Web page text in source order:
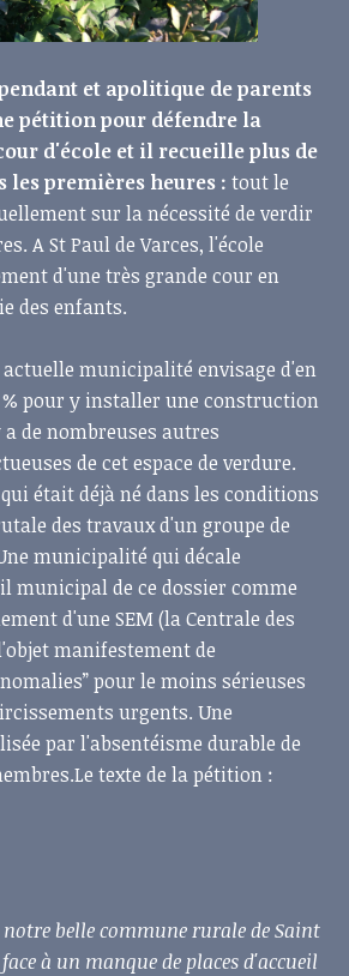
et apolitique de parents
pétition pour défendre la
d'école et il recueille plus de
les premières heures : tout le
sur la nécessité de verdir
A St Paul de Varces, l'école
d'une très grande cour en
des enfants.
actuelle municipalité envisage d'en
pour y installer une construction
de nombreuses autres
de cet espace de verdure.
était déjà né dans les conditions
des travaux d'un groupe de
municipalité qui décale
municipal de ce dossier comme
d'une SEM (la Centrale des
manifestement de
pour le moins sérieuses
urgents. Une
par l'absentéisme durable de
texte de la pétition :
belle commune rurale de Saint
à un manque de places d'accueil